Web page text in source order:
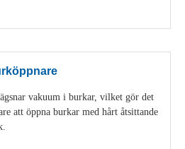
vakuum i burkar, vilket gör det
att öppna burkar med hårt åtsittande